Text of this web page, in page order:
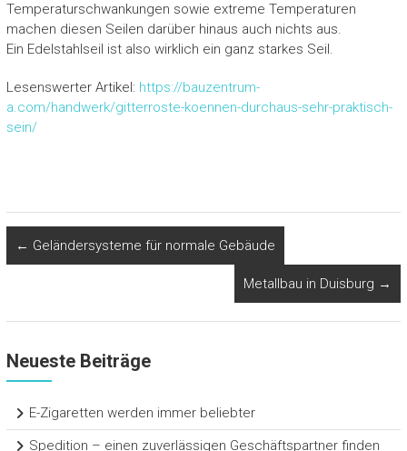
Temperaturschwankungen sowie extreme Temperaturen
machen diesen Seilen darüber hinaus auch nichts aus.
Ein Edelstahlseil ist also wirklich ein ganz starkes Seil.
Lesenswerter Artikel: https://bauzentrum-
a.com/handwerk/gitterroste-koennen-durchaus-sehr-praktisch-
sein/
← Geländersysteme für normale Gebäude
Metallbau in Duisburg →
Neueste Beiträge
E-Zigaretten werden immer beliebter
Spedition – einen zuverlässigen Geschäftspartner finden